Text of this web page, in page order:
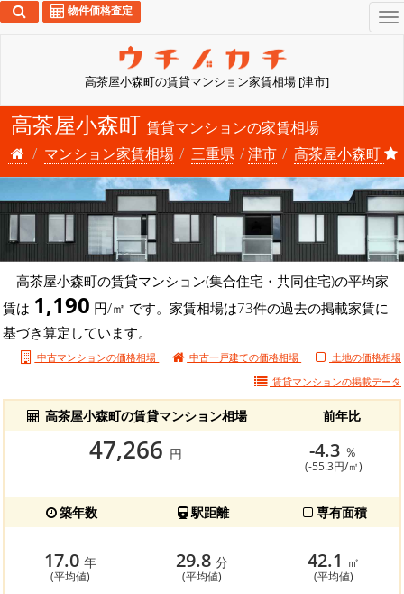
高茶屋小森町の賃貸マンション家賃相場 [津市]
物件価格査定
高茶屋小森町 賃貸マンションの家賃相場
マンション家賃相場
三重県 津市 高茶屋小森町
高茶屋小森町の賃貸マンション(集合住宅・共同住宅)の平均家
賃は 1,190 円/㎡ です。家賃相場は73件の過去の掲載家賃に
基づき算定しています。
中古マンションの価格相場 中古一戸建ての価格相場
土地の価格相場
賃貸マンションの掲載データ
高茶屋小森町の賃貸マンション相場 前年比
47,266 円 -4.3 ％
(-55.3円/㎡)
築年数 駅距離 専有面積
17.0 年
(平均値)
29.8 分
(平均値)
42.1 ㎡
(平均値)